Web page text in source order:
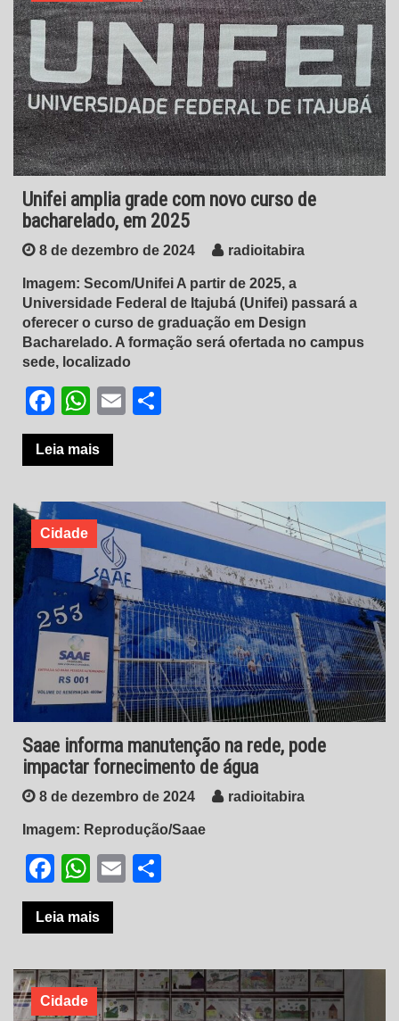
Unifei amplia grade com novo curso de
bacharelado, em 2025
8 de dezembro de 2024 radioitabira
Imagem: Secom/Unifei A partir de 2025, a
Universidade Federal de Itajubá (Unifei) passará a
oferecer o curso de graduação em Design
Bacharelado. A formação será ofertada no campus
sede, localizado
Facebook
WhatsApp
Email
Leia mais
Cidade
Saae informa manutenção na rede, pode
impactar fornecimento de água
8 de dezembro de 2024 radioitabira
Imagem: Reprodução/Saae
Facebook
WhatsApp
Email
Leia mais
Cidade